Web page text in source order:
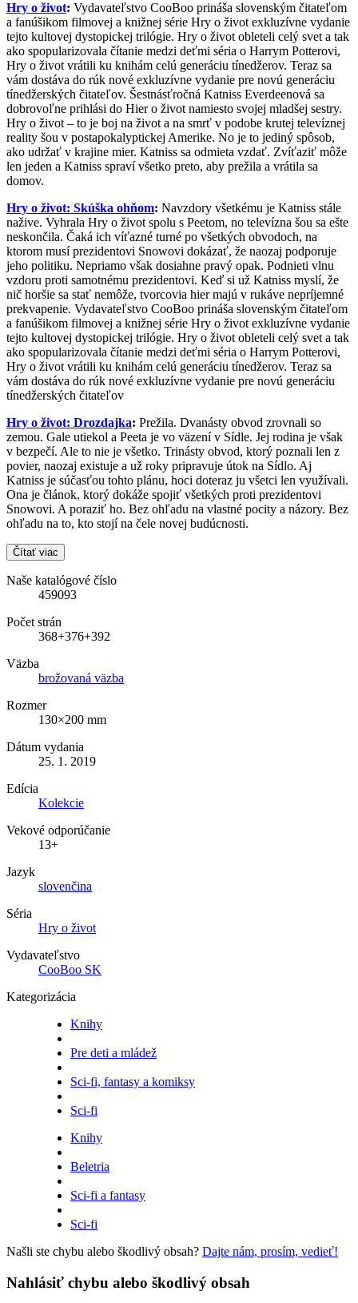
Hry o život: Vydavateľstvo CooBoo prináša slovenským čitateľom
a fanúšikom filmovej a knižnej série Hry o život exkluzívne vydanie
tejto kultovej dystopickej trilógie. Hry o život obleteli celý svet a tak
ako spopularizovala čítanie medzi deťmi séria o Harrym Potterovi,
Hry o život vrátili ku knihám celú generáciu tínedžerov. Teraz sa
vám dostáva do rúk nové exkluzívne vydanie pre novú generáciu
tínedžerských čitateľov. Šestnásťročná Katniss Everdeenová sa
dobrovoľne prihlási do Hier o život namiesto svojej mladšej sestry.
Hry o život – to je boj na život a na smrť v podobe krutej televíznej
reality šou v postapokalyptickej Amerike. No je to jediný spôsob,
ako udržať v krajine mier. Katniss sa odmieta vzdať. Zvíťaziť môže
len jeden a Katniss spraví všetko preto, aby prežila a vrátila sa
domov.
Hry o život: Skúška ohňom: Navzdory všetkému je Katniss stále
nažive. Vyhrala Hry o život spolu s Peetom, no televízna šou sa ešte
neskončila. Čaká ich víťazné turné po všetkých obvodoch, na
ktorom musí prezidentovi Snowovi dokázať, že naozaj podporuje
jeho politiku. Nepriamo však dosiahne pravý opak. Podnieti vlnu
vzdoru proti samotnému prezidentovi. Keď si už Katniss myslí, že
nič horšie sa stať nemôže, tvorcovia hier majú v rukáve nepríjemné
prekvapenie. Vydavateľstvo CooBoo prináša slovenským čitateľom
a fanúšikom filmovej a knižnej série Hry o život exkluzívne vydanie
tejto kultovej dystopickej trilógie. Hry o život obleteli celý svet a tak
ako spopularizovala čítanie medzi deťmi séria o Harrym Potterovi,
Hry o život vrátili ku knihám celú generáciu tínedžerov. Teraz sa
vám dostáva do rúk nové exkluzívne vydanie pre novú generáciu
tínedžerských čitateľov
Hry o život: Drozdajka: Prežila. Dvanásty obvod zrovnali so
zemou. Gale utiekol a Peeta je vo väzení v Sídle. Jej rodina je však
v bezpečí. Ale to nie je všetko. Trinásty obvod, ktorý poznali len z
povier, naozaj existuje a už roky pripravuje útok na Sídlo. Aj
Katniss je súčasťou tohto plánu, hoci doteraz ju všetci len využívali.
Ona je článok, ktorý dokáže spojiť všetkých proti prezidentovi
Snowovi. A poraziť ho. Bez ohľadu na vlastné pocity a názory. Bez
ohľadu na to, kto stojí na čele novej budúcnosti.
Čítať viac
Naše katalógové číslo
459093
Počet strán
368+376+392
Väzba
brožovaná väzba
Rozmer
130×200 mm
Dátum vydania
25. 1. 2019
Edícia
Kolekcie
Vekové odporúčanie
13+
Jazyk
slovenčina
Séria
Hry o život
Vydavateľstvo
CooBoo SK
Kategorizácia
Knihy
Pre deti a mládež
Sci-fi, fantasy a komiksy
Sci-fi
Knihy
Beletria
Sci-fi a fantasy
Sci-fi
Našli ste chybu alebo škodlivý obsah? Dajte nám, prosím, vedieť!
Nahlásiť chybu alebo škodlivý obsah